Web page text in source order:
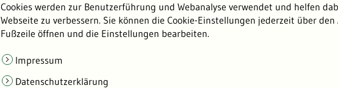
Themen Umweltdaten
Cookies werden zur Benutzerführung und Webanalyse verwendet und helfen
Webseite zu verbessern. Sie können die Cookie-Einstellungen jederzeit über
Fußzeile öffnen und die Einstellungen bearbeiten.
Impressum
Datenschutzerklärung